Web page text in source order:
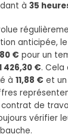
à 35
anticipée, le
€ pour un
426,30 €. Cela
à 11,88 € et un
de
vérifier